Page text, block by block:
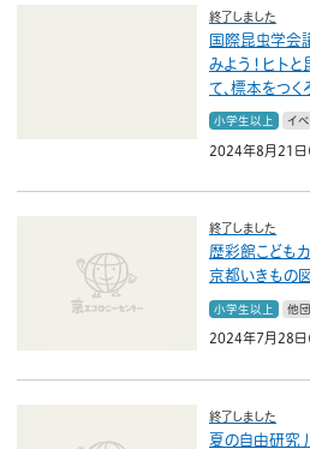
企業・環境団体の方
エコメイト・京エコサポーターの方
終了しました
国際昆虫学会
みよう！ヒト
て、標本をつく
小学生以上 イベ
2024年8月21日
終了しました
歴彩館こども
京都いきもの図
小学生以上 他
2024年7月28
終了しました
夏の自由研究